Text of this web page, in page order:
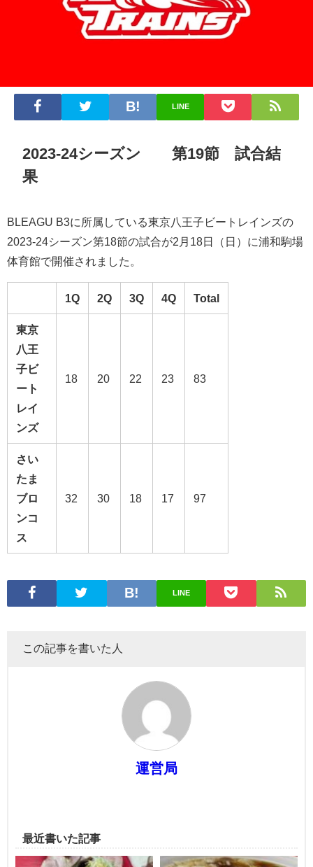
LINE
2023-24シーズン 第19節 試合結
果
BLEAGU B3に所属している東京八王子ビートレインズの
2023-24シーズン第18節の試合が2月18日（日）に浦和駒場
体育館で開催されました。
1Q 2Q 3Q 4Q Total
東京
八王
子ビ
ート
レイ
ンズ
18 20 22 23 83
さい
たま
ブロ
ンコ
ス
32 30 18 17 97
LINE
この記事を書いた人
運営局
最近書いた記事